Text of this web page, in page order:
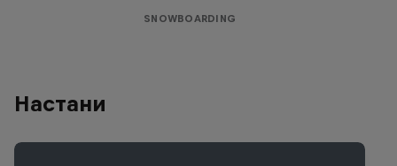
SNOWBOARDING
Настани